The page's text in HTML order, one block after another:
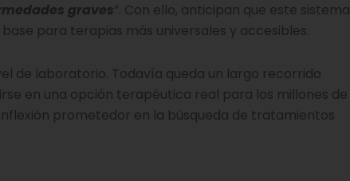
graves”. Con ello, anticipan que este sistema
para terapias más universales y accesibles.
de laboratorio. Todavía queda un largo recorrido
en una opción terapéutica real para los millones de
prometedor en la búsqueda de tratamientos